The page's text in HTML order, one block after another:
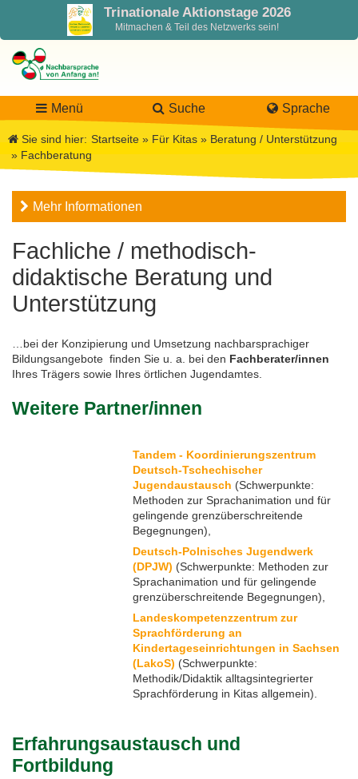
Trinationale Aktionstage 2026
Mitmachen & Teil des Netzwerks sein!
Menü Suche Sprache
Über LaNa
Unser Leitbild
DPJW Zentralstelle
Team
Aktuelles
Newsletter
Termine, Veranstaltungen
Feste, Feiertage, Schulferien
Förderung
Materialien
Materialbibliothek
Wegweiser NiKiS
Serie Biedronka, Maus & Žába
Nachbarsprachkoffer
Wanderausstellung
Projekte
Interreg SN-CZ 2021-2026
Interreg PLSN 2014-2020
Modellprojekte 2019/2020
Mitwirkung anmelden
Informationen für Mitwirkende
Übersicht Mitwirkende
Öffentlichkeitsarbeit
Archiv
Aktionstage 2025
Aktionstage 2024
Tag der Nachbarsprachen 2023
Sie sind hier: Startseite » Für Kitas » Beratung / Unterstützung
» Fachberatung
Mehr Informationen
Fachliche / methodisch-
didaktische Beratung und
Unterstützung
…bei der Konzipierung und Umsetzung nachbarsprachiger
Bildungsangebote finden Sie u. a. bei den Fachberater/innen
Ihres Trägers sowie Ihres örtlichen Jugendamtes.
Weitere Partner/innen
Tandem - Koordinierungszentrum
Deutsch-Tschechischer
Jugendaustausch (Schwerpunkte:
Methoden zur Sprachanimation und für
gelingende grenzüberschreitende
Begegnungen),
Deutsch-Polnisches Jugendwerk
(DPJW) (Schwerpunkte: Methoden zur
Sprachanimation und für gelingende
grenzüberschreitende Begegnungen),
Landeskompetenzzentrum zur
Sprachförderung an
Kindertageseinrichtungen in Sachsen
(LakoS) (Schwerpunkte:
Methodik/Didaktik alltagsintegrierter
Sprachförderung in Kitas allgemein).
Erfahrungsaustausch und
Fortbildung